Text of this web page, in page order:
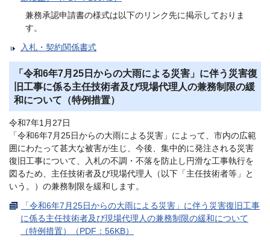
兼務承認申請書の様式は以下のリンク先に掲示しておりま
す。
入札・契約関係書式
「令和6年7月25日からの大雨による災害」に伴う災害復
旧工事に係る主任技術者及び現場代理人の兼務制限の緩
和について（特例措置）
令和7年1月27日
「令和6年7月25日からの大雨による災害」によって、市内の広範
囲にわたって甚大な被害が生じ、今後、集中的に発注される災害
復旧工事について、入札の不調・不落を防止し円滑な工事執行を
図るため、主任技術者及び現場代理人（以下「主任技術者等」と
いう。）の兼務制限を緩和します。
「令和6年7月25日からの大雨による災害」に伴う災害復旧工事
に係る主任技術者及び現場代理人の兼務制限の緩和について
（特例措置）（PDF：56KB）